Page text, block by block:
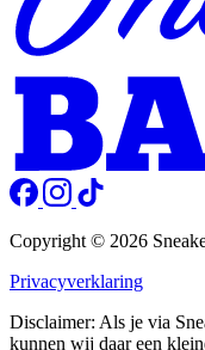
Copyright © 2026
Privacyverklaring
Disclaimer: Als je via
kunnen wij daar een